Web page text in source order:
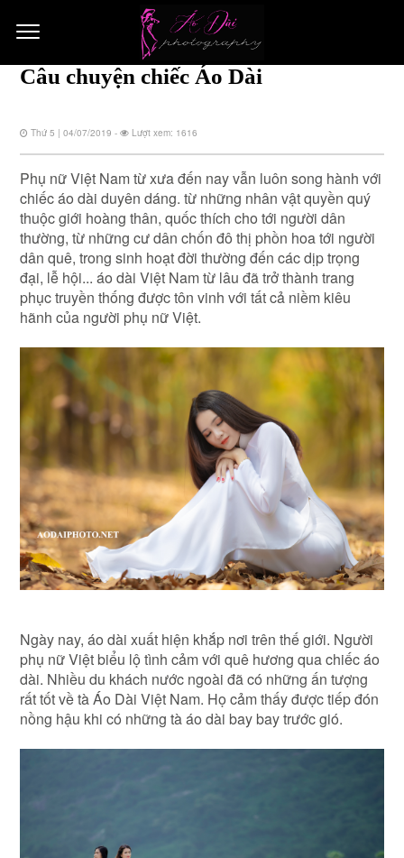
Câu chuyện chiếc Áo Dài
Thứ 5 | 04/07/2019 - Lượt xem: 1616
Phụ nữ Việt Nam từ xưa đến nay vẫn luôn song hành với
chiếc áo dài duyên dáng. từ những nhân vật quyền quý
thuộc giới hoàng thân, quốc thích cho tới người dân
thường, từ những cư dân chốn đô thị phồn hoa tới người
dân quê, trong sinh hoạt đời thường đến các dịp trọng
đại, lễ hội... áo dài Việt Nam từ lâu đã trở thành trang
phục truyền thống được tôn vinh với tất cả niềm kiêu
hãnh của người phụ nữ Việt.
Ngày nay, áo dài xuất hiện khắp nơi trên thế giới. Người
phụ nữ Việt biểu lộ tình cảm với quê hương qua chiếc áo
dài. Nhiều du khách nước ngoài đã có những ấn tượng
rất tốt về tà Áo Dài Việt Nam. Họ cảm thấy được tiếp đón
nồng hậu khi có những tà áo dài bay bay trước gió.